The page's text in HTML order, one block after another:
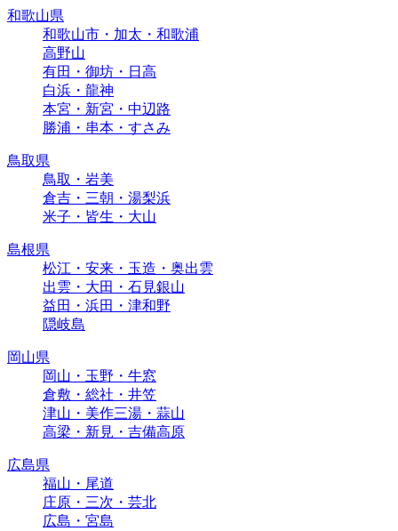
和歌山県
和歌山市・加太・和歌浦
高野山
有田・御坊・日高
白浜・龍神
本宮・新宮・中辺路
勝浦・串本・すさみ
鳥取県
鳥取・岩美
倉吉・三朝・湯梨浜
米子・皆生・大山
島根県
松江・安来・玉造・奥出雲
出雲・大田・石見銀山
益田・浜田・津和野
隠岐島
岡山県
岡山・玉野・牛窓
倉敷・総社・井笠
津山・美作三湯・蒜山
高梁・新見・吉備高原
広島県
福山・尾道
庄原・三次・芸北
広島・宮島